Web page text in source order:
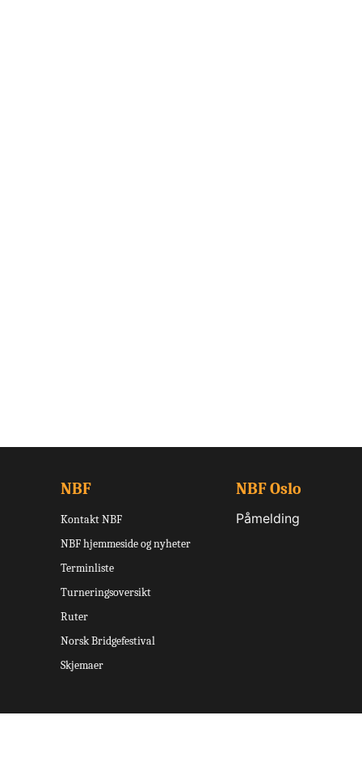
NBF
Kontakt NBF
NBF hjemmeside og nyheter
Terminliste
Turneringsoversikt
Ruter
Norsk Bridgefestival
Skjemaer
NBF Oslo
Påmelding